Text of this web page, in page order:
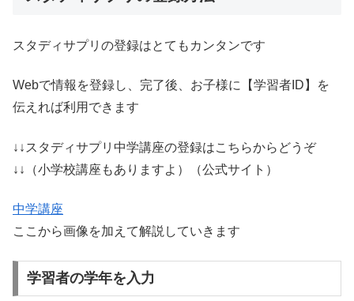
スタディサプリの登録はとてもカンタンです
Webで情報を登録し、完了後、お子様に【学習者ID】を
伝えれば利用できます
↓↓スタディサプリ中学講座の登録はこちらからどうぞ
↓↓（小学校講座もありますよ）（公式サイト）
中学講座
ここから画像を加えて解説していきます
学習者の学年を入力